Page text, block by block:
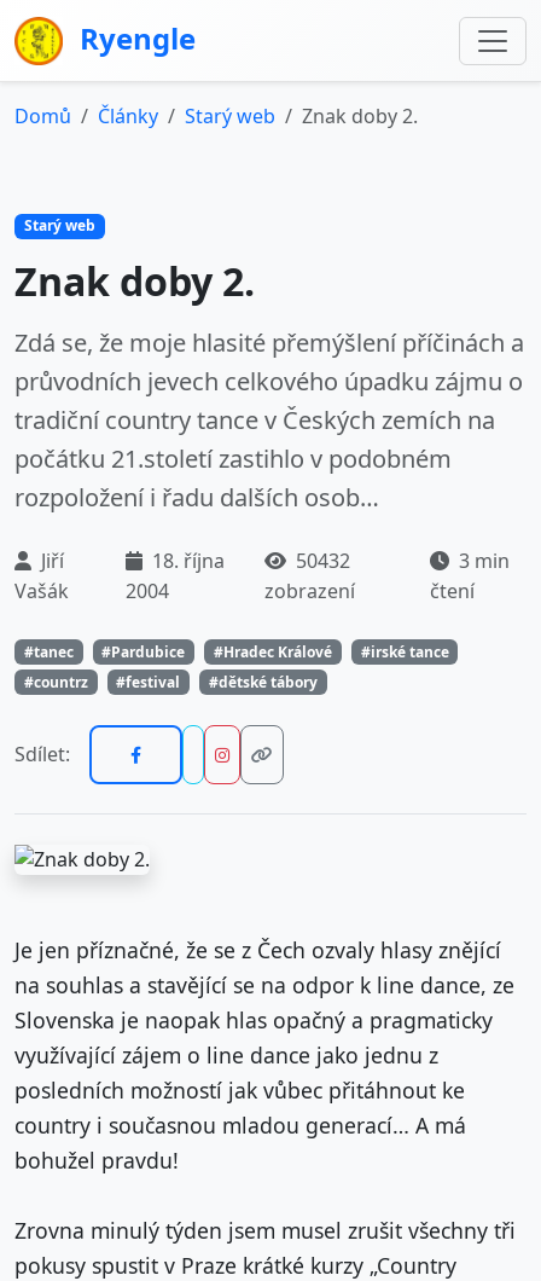
Ryengle
Domů Články Starý web Znak doby 2.
Starý web
Znak doby 2.
Zdá se, že moje hlasité přemýšlení příčinách a
průvodních jevech celkového úpadku zájmu o
tradiční country tance v Českých zemích na
počátku 21.století zastihlo v podobném
rozpoložení i řadu dalších osob…
Jiří
Vašák
18. října
2004
50432
zobrazení
3 min
čtení
#tanec #Pardubice #Hradec Králové
#irské tance
#countrz
#festival #dětské tábory
Sdílet:
Je jen příznačné, že se z Čech ozvaly hlasy znějící
na souhlas a stavějící se na odpor k line dance, ze
Slovenska je naopak hlas opačný a pragmaticky
využívající zájem o line dance jako jednu z
posledních možností jak vůbec přitáhnout ke
country i současnou mladou generací… A má
bohužel pravdu!
Zrovna minulý týden jsem musel zrušit všechny tři
pokusy spustit v Praze krátké kurzy „Country